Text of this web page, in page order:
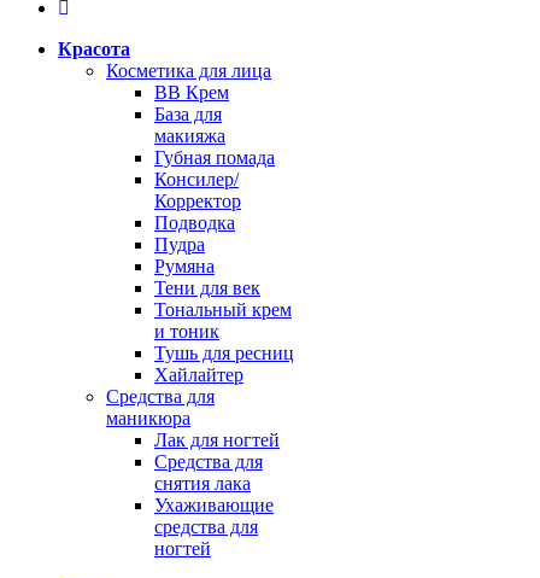
Красота
Косметика для лица
BB Крем
База для
макияжа
Губная помада
Консилер/
Корректор
Подводка
Пудра
Румяна
Тени для век
Тональный крем
и тоник
Тушь для ресниц
Хайлайтер
Средства для
маникюра
Лак для ногтей
Средства для
снятия лака
Ухаживающие
средства для
ногтей